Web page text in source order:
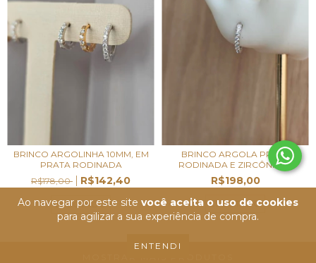
Ao navegar por este site você aceita o uso de cookies
para agilizar a sua experiência de compra.
ENTENDI
BRINCO ARGOLINHA 10MM, EM
PRATA RODINADA
R$178,00
R$142,40
ESGOTADO
BRINCO ARGOLA PRATA
RODINADA E ZIRCÔNIAS...
R$198,00
ESGOTADO